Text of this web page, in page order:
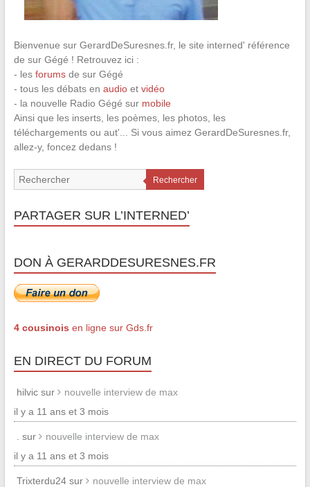
Bienvenue sur GerardDeSuresnes.fr, le site interned' référence
de sur Gégé ! Retrouvez ici :
- les forumsde sur Gégé
- tous les débats en audioet vidéo
- la nouvelle Radio Gégé sur mobile
Ainsi que les inserts, les poèmes, les photos, les
téléchargements ou aut'... Si vous aimez GerardDeSuresnes.fr,
allez-y, foncez dedans !
Rechercher
PARTAGER SUR L’INTERNED’
DON À GERARDDESURESNES.FR
4 cousinois en ligne sur Gds.fr
EN DIRECT DU FORUM
hilvic sur
nouvelle interview de max
il y a 11 ans et 3 mois
. sur
nouvelle interview de max
il y a 11 ans et 3 mois
Trixterdu24 sur nouvelle interview de max